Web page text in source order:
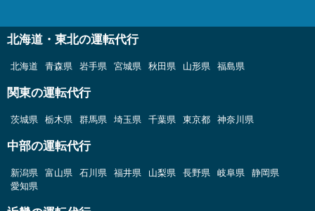
北海道・東北の運転代行
北海道 青森県 岩手県 宮城県 秋田県 山形県 福島県
関東の運転代行
茨城県 栃木県 群馬県 埼玉県 千葉県 東京都 神奈川県
中部の運転代行
新潟県 富山県 石川県 福井県 山梨県 長野県 岐阜県
静岡県
愛知県